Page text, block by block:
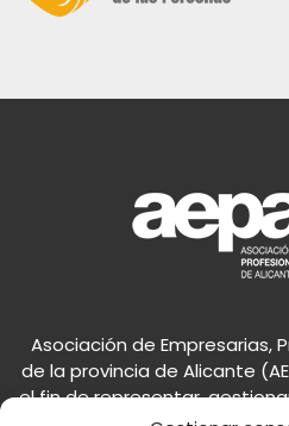
Asociación de Empresarias,
de la provincia de Alicante
el fin de representar,